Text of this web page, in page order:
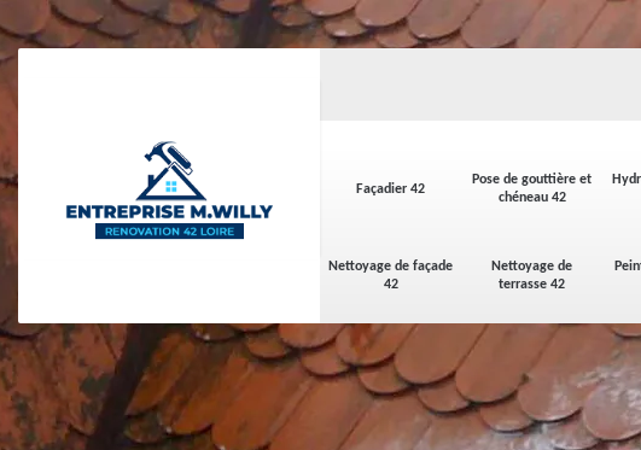
Façadier 42
Pose de gouttière et
chéneau 42
Nettoyage de façade
42
Nettoyage de
terrasse 42